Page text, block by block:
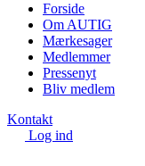
Forside
Om AUTIG
Mærkesager
Medlemmer
Pressenyt
Bliv medlem
Kontakt
Log ind